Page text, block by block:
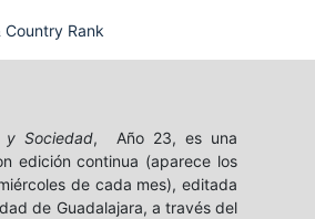
y Sociedad, Año 23, es una
edición continua (aparece los
de cada mes), editada
de Guadalajara, a través del